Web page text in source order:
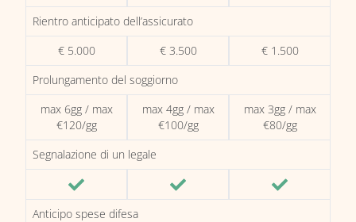
Rientro anticipato dell’assicurato
€ 5.000
€ 3.500
€ 1.500
Prolungamento del soggiorno
max 6gg / max
€120/gg
max 4gg / max
€100/gg
max 3gg / max
€80/gg
Segnalazione di un legale
Anticipo spese difesa